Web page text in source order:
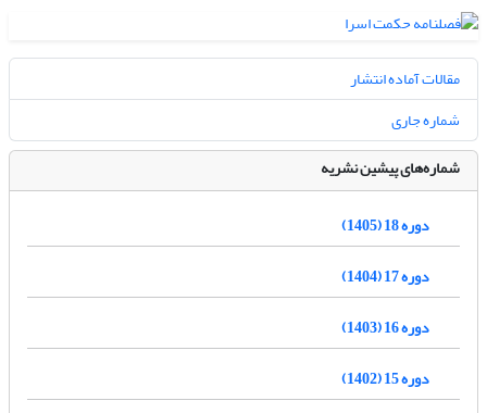
مقالات آماده انتشار
شماره جاری
شماره‌های پیشین نشریه
دوره 18 (1405)
دوره 17 (1404)
دوره 16 (1403)
دوره 15 (1402)